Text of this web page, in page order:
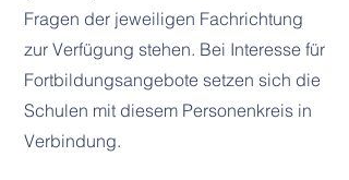
Fragen der jeweiligen Fachrichtung
zur Verfügung stehen. Bei Interesse für
Fortbildungsangebote setzen sich die
Schulen mit diesem Personenkreis in
Verbindung.